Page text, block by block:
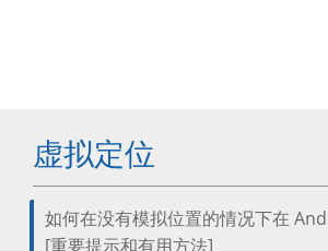
虚拟定位
如何在没有模拟位置的情况下在
[重要提示和有用方法]